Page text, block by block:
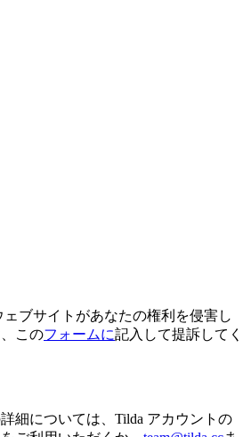
ブサイトがあなたの権利を侵害し
このフォームに記入して提訴してく
細については、Tilda アカウントの